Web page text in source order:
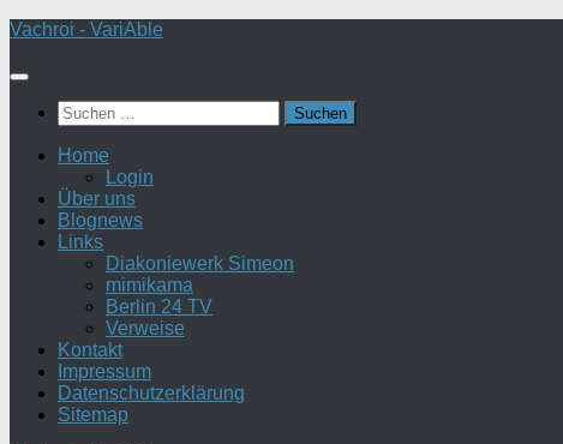
Zum
springen
Vachroi - VariAble
Suchen
nach:
Home
Login
Über uns
Blognews
Links
Diakoniewerk Simeon
mimikama
Berlin 24 TV
Verweise
Kontakt
Impressum
Datenschutzerklärung
Sitemap